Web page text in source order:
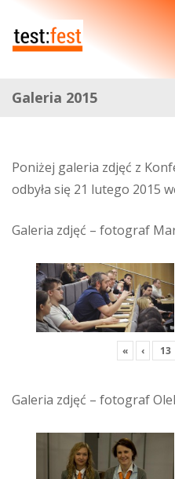
Galeria 2015
Poniżej galeria zdjęć z
odbyła się 21 lutego 2015
Galeria zdjęć – fotograf
« ‹
Galeria zdjęć – fotograf